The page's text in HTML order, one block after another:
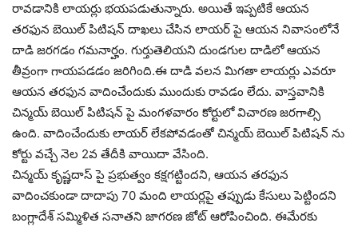
రావడానికి లాయర్లు భయపడుతున్నారు. అయితే ఇప్పటికే ఆయన
తరఫున బెయిల్ పిటిషన్ దాఖలు చేసిన లాయర్ పై ఆయన నివాసంలోనే
దాడి జరగడం గమనార్హం. గుర్తుతెలియని దుండగుల దాడిలో ఆయన
తీవ్రంగా గాయపడడం జరిగింది.ఈ దాడి వలన మిగతా లాయర్లు ఎవరూ
ఆయన తరఫున వాదించేందుకు ముందుకు రావడం లేదు. వాస్తవానికి
చిన్మయ్ బెయిల్ పిటిషన్ పై మంగళవారం కోర్టులో విచారణ జరగాల్సి
ఉంది. వాదించేందుకు లాయర్ లేకపోవడంతో చిన్మయ్ బెయిల్ పిటిషన్ ను
కోర్టు వచ్చే నెల 2వ తేదీకి వాయిదా వేసింది.
చిన్మయ్ కృష్ణదాస్ పై ప్రభుత్వం కక్షగట్టిందని, ఆయన తరఫున
వాదించకుండా దాదాపు 70 మంది లాయర్లపై తప్పుడు కేసులు పెట్టిందని
బంగ్లాదేశ్ సమ్మిళిత సనాతని జాగరణ జోట్ ఆరోపించింది. ఈమేరకు